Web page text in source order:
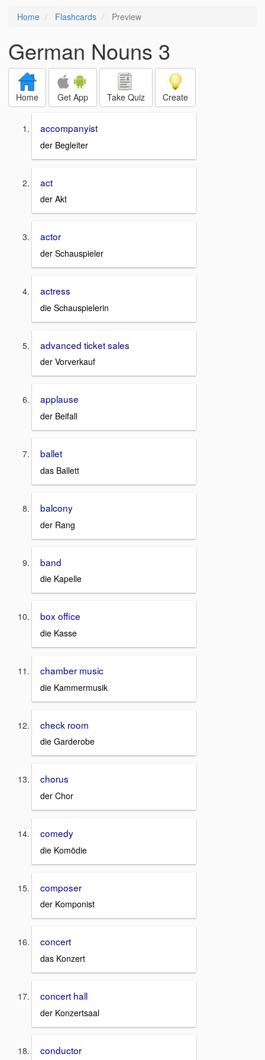
Home Flashcards Preview
German Nouns 3
Home Get App Take Quiz Create
accompanyist
der Begleiter
act
der Akt
actor
der Schauspieler
actress
die Schauspielerin
advanced ticket sales
der Vorverkauf
applause
der Beifall
ballet
das Ballett
balcony
der Rang
band
die Kapelle
box office
die Kasse
chamber music
die Kammermusik
check room
die Garderobe
chorus
der Chor
comedy
die Komödie
composer
der Komponist
concert
das Konzert
concert hall
der Konzertsaal
conductor